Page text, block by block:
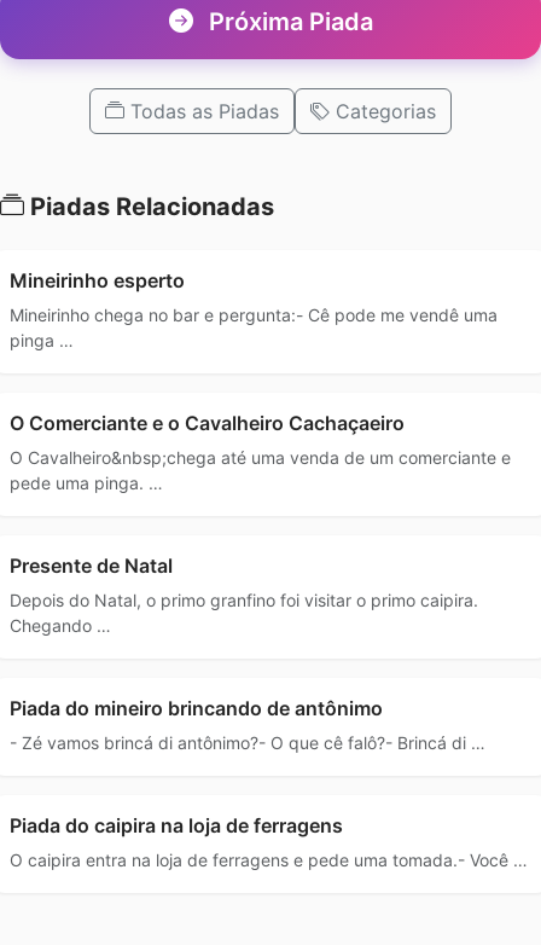
Próxima Piada
Todas as Piadas Categorias
Piadas Relacionadas
Mineirinho esperto
Mineirinho chega no bar e pergunta:- Cê pode me vendê uma
pinga …
O Comerciante e o Cavalheiro Cachaçaeiro
O Cavalheiro&nbsp;chega até uma venda de um comerciante e
pede uma pinga. …
Presente de Natal
Depois do Natal, o primo granfino foi visitar o primo caipira.
Chegando …
Piada do mineiro brincando de antônimo
- Zé vamos brincá di antônimo?- O que cê falô?- Brincá di …
Piada do caipira na loja de ferragens
O caipira entra na loja de ferragens e pede uma tomada.- Você …